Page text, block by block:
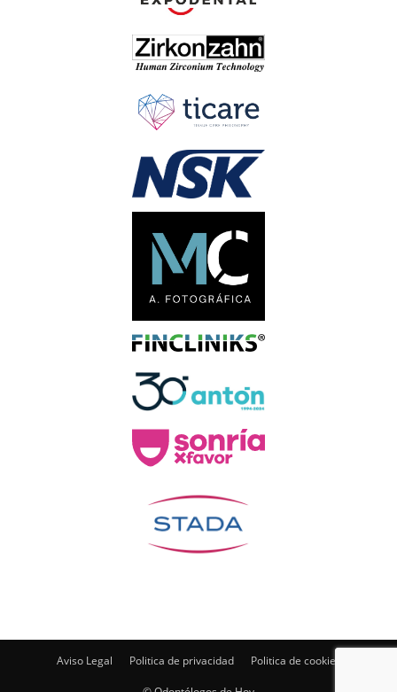
Aviso Legal Politica de privacidad Politica de cookies